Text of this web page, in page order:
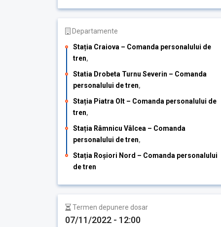
Departamente
Stația Craiova – Comanda personalului de
tren,
Statia Drobeta Turnu Severin – Comanda
personalului de tren,
Stația Piatra Olt – Comanda personalului de
tren,
Stația Râmnicu Vâlcea – Comanda
personalului de tren,
Stația Roșiori Nord – Comanda personalului
de tren
Termen depunere dosar
07/11/2022 - 12:00